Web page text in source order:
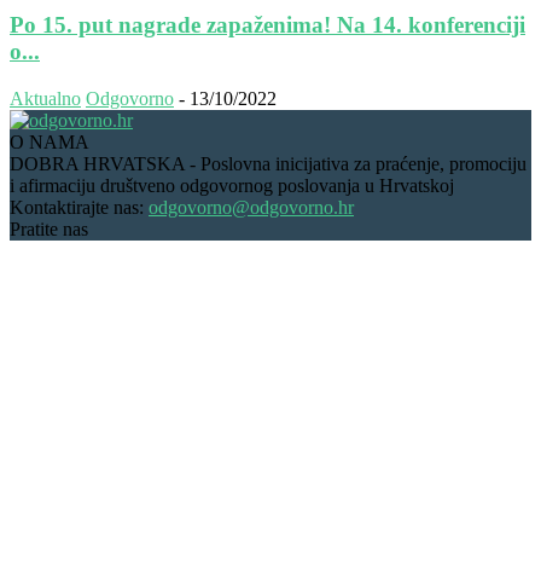
Po 15. put nagrade zapaženima! Na 14. konferenciji
o...
Aktualno Odgovorno - 13/10/2022
O NAMA
DOBRA HRVATSKA - Poslovna inicijativa za praćenje, promociju
i afirmaciju društveno odgovornog poslovanja u Hrvatskoj
Kontaktirajte nas: odgovorno@odgovorno.hr
Pratite nas